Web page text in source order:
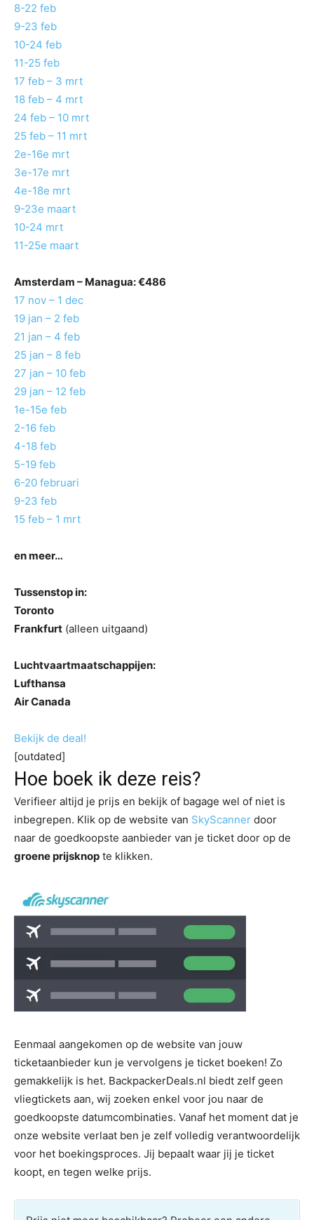
8-22 feb
9-23 feb
10-24 feb
11-25 feb
17 feb – 3 mrt
18 feb – 4 mrt
24 feb – 10 mrt
25 feb – 11 mrt
2e-16e mrt
3e-17e mrt
4e-18e mrt
9-23e maart
10-24 mrt
11-25e maart
Amsterdam – Managua: €486
17 nov – 1 dec
19 jan – 2 feb
21 jan – 4 feb
25 jan – 8 feb
27 jan – 10 feb
29 jan – 12 feb
1e-15e feb
2-16 feb
4-18 feb
5-19 feb
6-20 februari
9-23 feb
15 feb – 1 mrt
en meer…
Tussenstop in:
Toronto
Frankfurt (alleen uitgaand)
Luchtvaartmaatschappijen:
Lufthansa
Air Canada
Bekijk de deal!
[outdated]
Hoe boek ik deze reis?
Verifieer altijd je prijs en bekijk of bagage wel of niet is
inbegrepen. Klik op de website van SkyScanner door
naar de goedkoopste aanbieder van je ticket door op de
groene prijsknop te klikken.
Eenmaal aangekomen op de website van jouw
ticketaanbieder kun je vervolgens je ticket boeken! Zo
gemakkelijk is het. BackpackerDeals.nl biedt zelf geen
vliegtickets aan, wij zoeken enkel voor jou naar de
goedkoopste datumcombinaties. Vanaf het moment dat je
onze website verlaat ben je zelf volledig verantwoordelijk
voor het boekingsproces. Jij bepaalt waar jij je ticket
koopt, en tegen welke prijs.